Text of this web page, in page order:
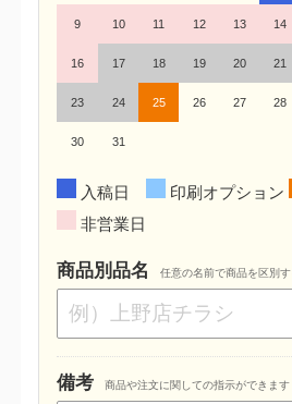
9 10 11 12 13 14
16 17 18 19 20 21
23 24 25 26 27 28
30 31
入稿日 印刷オプション
非営業日
商品別品名 任意の名前で商品を区別
備考 商品や注文に関しての指示ができます